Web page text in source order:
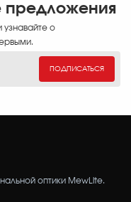
предложения
узнавайте о
ПОДПИСАТЬСЯ
оптики MewLite.